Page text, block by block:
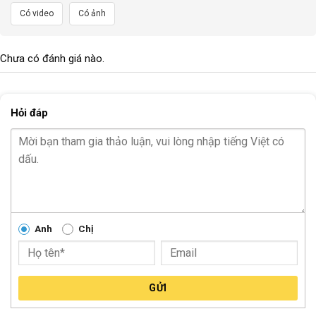
Chắn bùn dài gọng sắt có thiết kế phù hợp với nhiều loại xe đạp và dễ
Sản phẩm này được thiết kế để lắp đặt dễ dàng vào khung xe
đạp. Chỉ cần một vài công cụ cơ bản, bạn có thể tự lắp đặt
chắn bùn một cách nhanh chóng và đơn giản.
Lợi Ích Khi Sử Dụng Chắn Bùn Dài Gọng Sắt Bắt Lỗ
Có video Có ảnh
Chưa có đánh giá nào.
Hỏi đáp
Anh Chị
GỬI